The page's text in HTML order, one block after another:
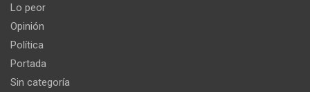
Lo peor
Opinión
Política
Portada
Sin categoría